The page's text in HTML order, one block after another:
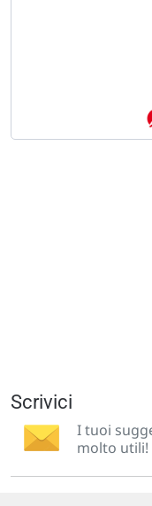
Scrivici
I tuoi
molto utili!